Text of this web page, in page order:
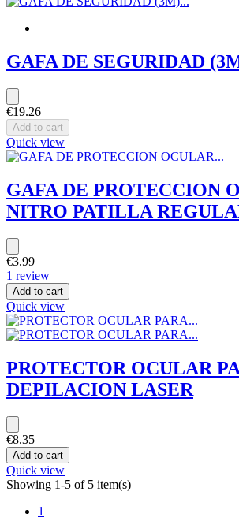
GAFA DE SEGURIDAD
€19.26
Add to cart
Quick view
GAFA DE PROTECCION
NITRO PATILLA
€3.99
1 review
Add to cart
Quick view
PROTECTOR OCULAR
DEPILACION LASER
€8.35
Add to cart
Quick view
Showing 1-5 of 5 item(s)
1